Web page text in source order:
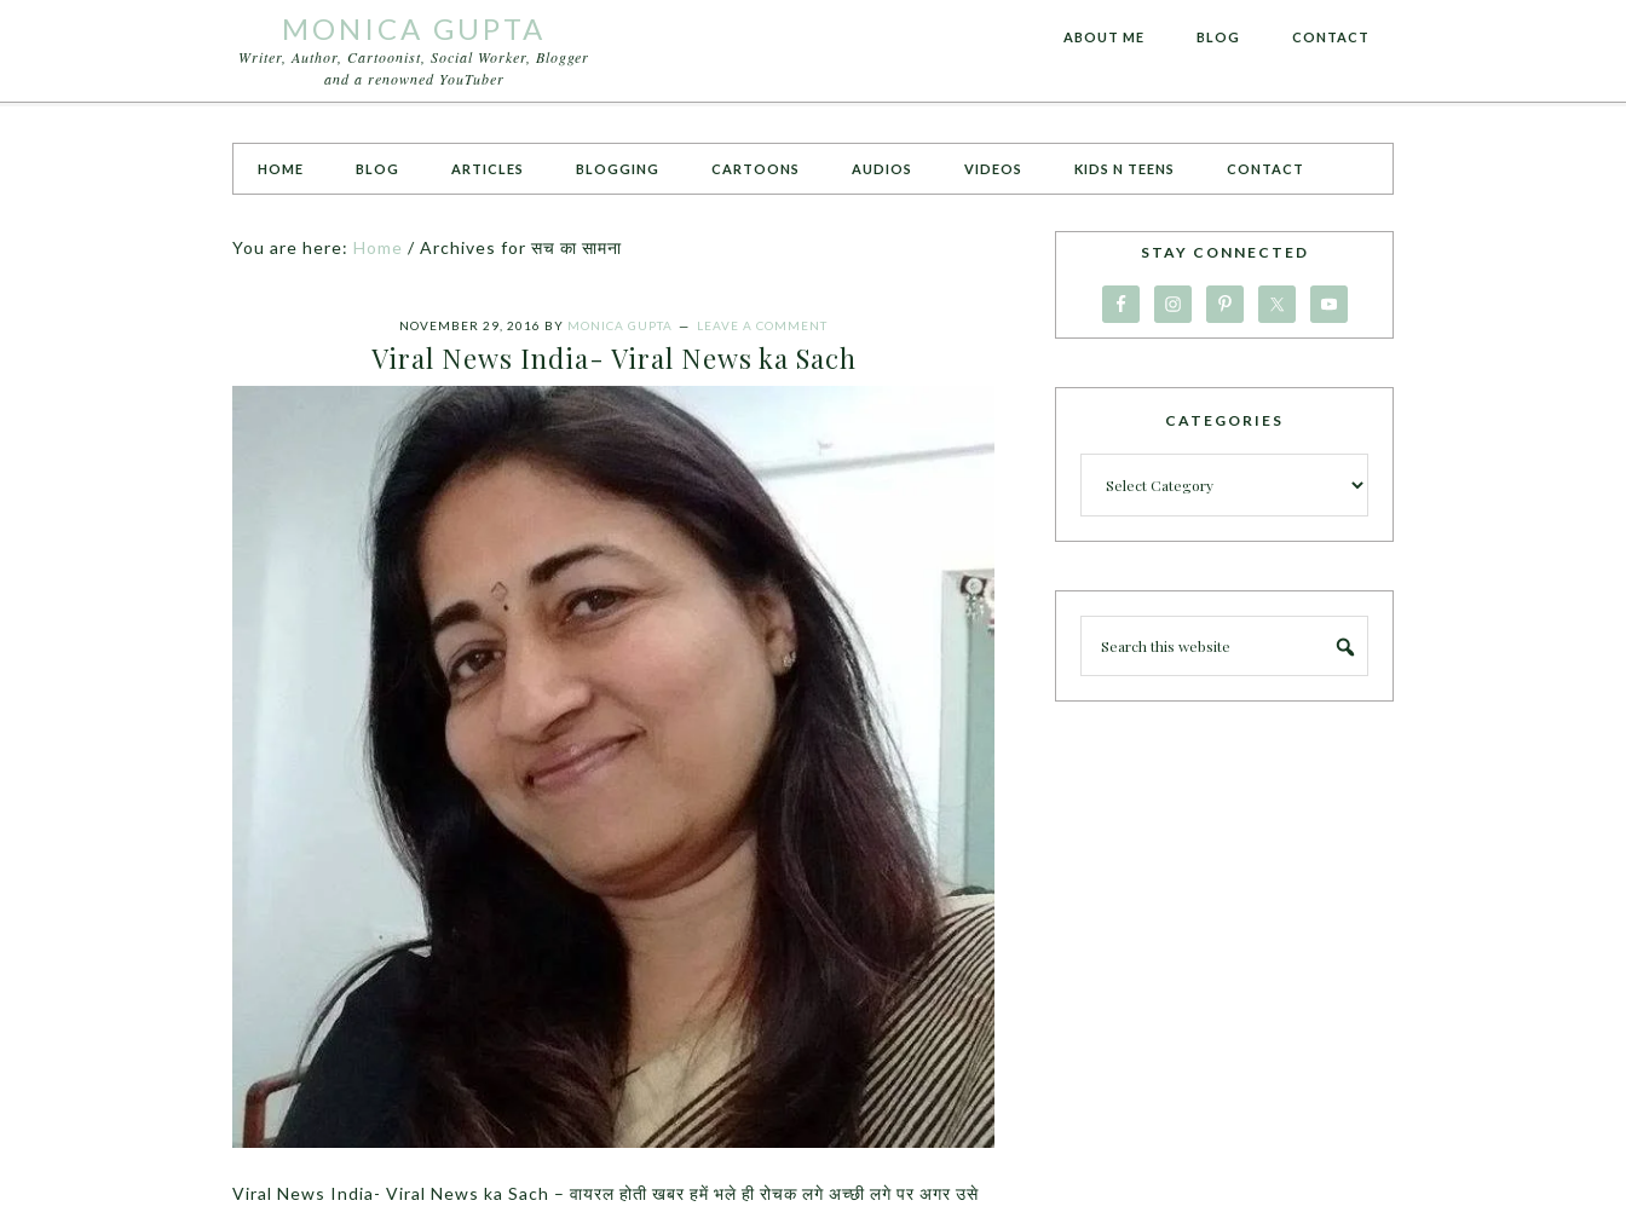
MONICA GUPTA
Writer, Author, Cartoonist, Social Worker, Blogger
and a renowned YouTuber
ABOUT ME BLOG CONTACT
HOME BLOG ARTICLES BLOGGING CARTOONS AUDIOS VIDEOS KIDS N TEENS CONTACT
You are here: Home / Archives for सच का सामना
NOVEMBER 29, 2016 BY MONICA GUPTA LEAVE A COMMENT
Viral News India- Viral News ka Sach
Viral News India- Viral News ka Sach – वायरल होती खबर हमें भले ही रोचक लगे अच्छी लगे पर अगर उसे
STAY CONNECTED
CATEGORIES